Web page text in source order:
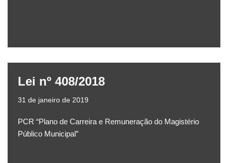
Lei nº 408/2018
31 de janeiro de 2019
PCR “Plano de Carreira e Remuneração do Magistério
Público Municipal”